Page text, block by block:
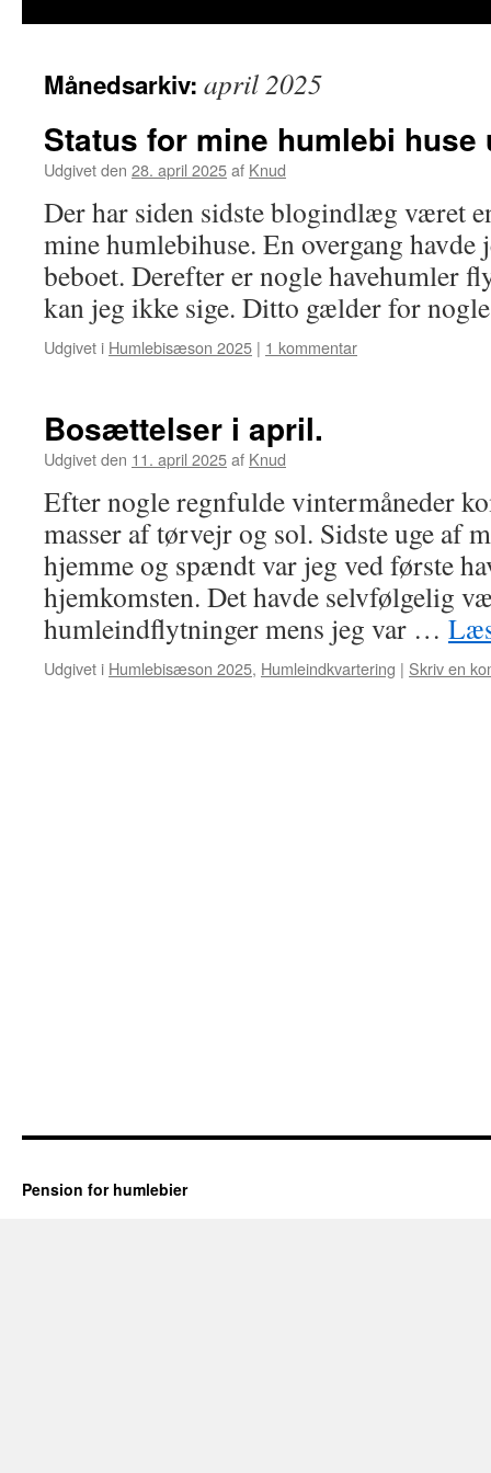
Månedsarkiv: april 2025
Status for mine humlebi
Udgivet den 28. april 2025af Knud
Der har siden sidste blogindlæg været
mine humlebihuse. En overgang havde
beboet. Derefter er nogle havehumler
kan jeg ikke sige. Ditto gælder for
Udgivet i Humlebisæson 2025 | 1 kommentar
Bosættelser i april.
Udgivet den 11. april 2025af Knud
Efter nogle regnfulde vintermåneder
masser af tørvejr og sol. Sidste uge af
hjemme og spændt var jeg ved første
hjemkomsten. Det havde selvfølgelig
humleindflytninger mens jeg var …
Udgivet i Humlebisæson 2025, Humleindkvartering | Skriv en
Pension for humlebier